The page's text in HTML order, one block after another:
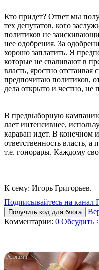
Кто придет? Ответ мы
тех депутатов, кого
политиков не
нее одобрения. За
хорошо заплатить. Я
которые не сваливают в
власть, яростно
предпочитаю политиков,
дела открыто и честно, не
В предвыборную кампанию
лает интенсивнее,
караван идет. В конечном
ответственность власть, а
т.е. гонорары. Каждому
К сему: Игорь Григорьев.
Подписывайтесь на
Получить код для блога
Комментарии: 0 Обсудить